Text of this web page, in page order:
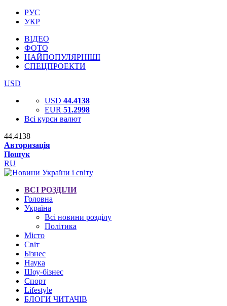
РУС
УКР
ВІДЕО
ФОТО
НАЙПОПУЛЯРНІШІ
СПЕЦПРОЕКТИ
USD
USD 44.4138
EUR 51.2998
Всі курси валют
44.4138
Авторизація
Пошук
RU
ВСІ РОЗДІЛИ
Головна
Україна
Всі новини розділу
Політика
Місто
Світ
Бізнес
Наука
Шоу-бізнес
Спорт
Lifestyle
БЛОГИ ЧИТАЧІВ